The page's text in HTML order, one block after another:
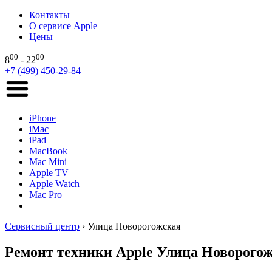
Контакты
О сервисе Apple
Цены
800 - 2200
+7 (499) 450-29-84
iPhone
iMac
iPad
MacBook
Mac Mini
Apple TV
Apple Watch
Mac Pro
Сервисный центр › Улица Новорогожская
Ремонт техники Apple Улица